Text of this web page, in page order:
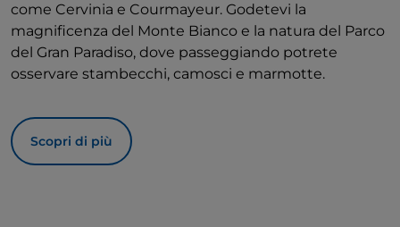
come Cervinia e Courmayeur. Godetevi la
magnificenza del Monte Bianco e la natura del Parco
del Gran Paradiso, dove passeggiando potrete
osservare stambecchi, camosci e marmotte.
Scopri di più